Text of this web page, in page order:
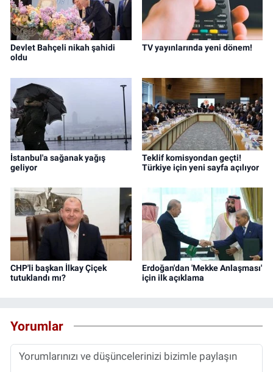
Devlet Bahçeli nikah şahidi
oldu
TV yayınlarında yeni dönem!
İstanbul'a sağanak yağış
geliyor
Teklif komisyondan geçti!
Türkiye için yeni sayfa açılıyor
CHP'li başkan İlkay Çiçek
tutuklandı mı?
Erdoğan'dan 'Mekke Anlaşması'
için ilk açıklama
Yorumlar